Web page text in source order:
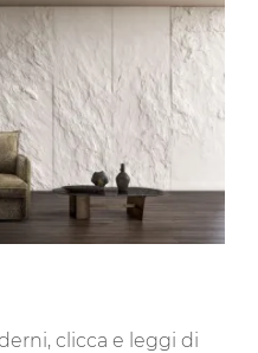
clicca e leggi di